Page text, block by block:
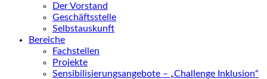
Der Vorstand
Geschäftsstelle
Selbstauskunft
Bereiche
Fachstellen
Projekte
Sensibilisierungsangebote – „Challenge Inklusion“